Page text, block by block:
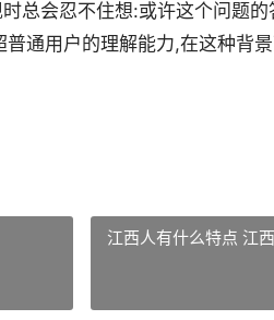
总会忍不住想:或许这个问题
通用户的理解能力,在这种背
江西人有什么特点 江